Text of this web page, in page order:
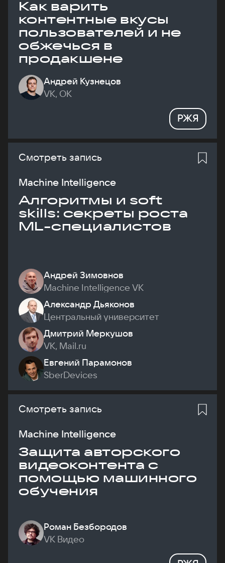
Как варить
контентные вкусы
пользователей и не
обжечься в
продакшене
Андрей Кузнецов
VK, ОК
РЖЯ
Смотреть запись
Machine Intelligence
Алгоритмы и soft
skills: секреты роста
ML-специалистов
Андрей Зимовнов
Machine Intelligence VK
Александр Дьяконов
Центральный университет
Дмитрий Меркушов
VK, Mail.ru
Евгений Парамонов
SberDevices
Смотреть запись
Machine Intelligence
Защита авторского
видеоконтента с
помощью машинного
обучения
Роман Безбородов
VK Видео